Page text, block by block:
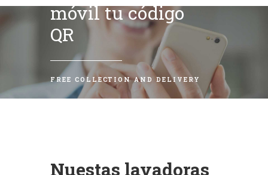
móvil tu código
QR
FREE COLLECTION AND DELIVERY
Nuestas lavadoras